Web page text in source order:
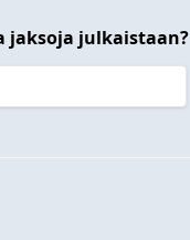
jaksoja julkaistaan?